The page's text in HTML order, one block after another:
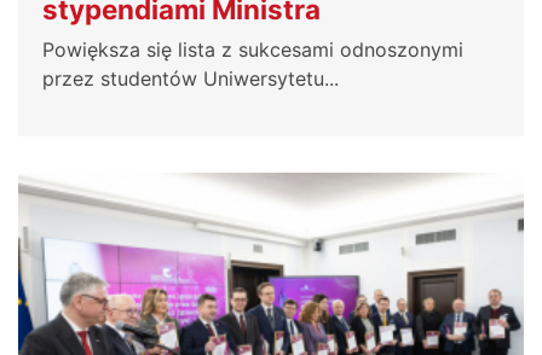
stypendiami Ministra
Powiększa się lista z sukcesami odnoszonymi
przez studentów Uniwersytetu...